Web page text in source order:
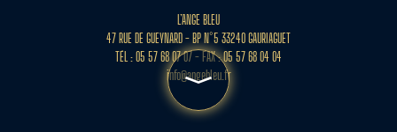
L’ANGE BLEU
47 RUE DE GUEYNARD - BP N°5 33240 GAURIAGUET
TÉL : 05 57 68 07 07 - FAX : 05 57 68 04 04
info@angebleu.fr